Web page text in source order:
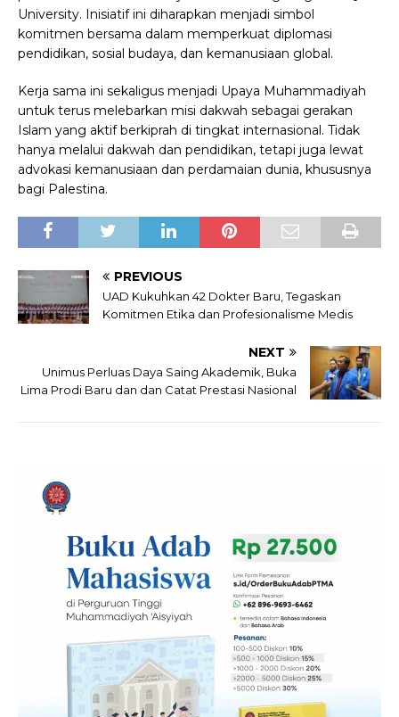
University. Inisiatif ini diharapkan menjadi simbol
komitmen bersama dalam memperkuat diplomasi
pendidikan, sosial budaya, dan kemanusiaan global.
Kerja sama ini sekaligus menjadi Upaya Muhammadiyah
untuk terus melebarkan misi dakwah sebagai gerakan
Islam yang aktif berkiprah di tingkat internasional. Tidak
hanya melalui dakwah dan pendidikan, tetapi juga lewat
advokasi kemanusiaan dan perdamaian dunia, khususnya
bagi Palestina.
PREVIOUS
UAD Kukuhkan 42 Dokter Baru, Tegaskan
Komitmen Etika dan Profesionalisme Medis
NEXT
Unimus Perluas Daya Saing Akademik, Buka
Lima Prodi Baru dan dan Catat Prestasi Nasional